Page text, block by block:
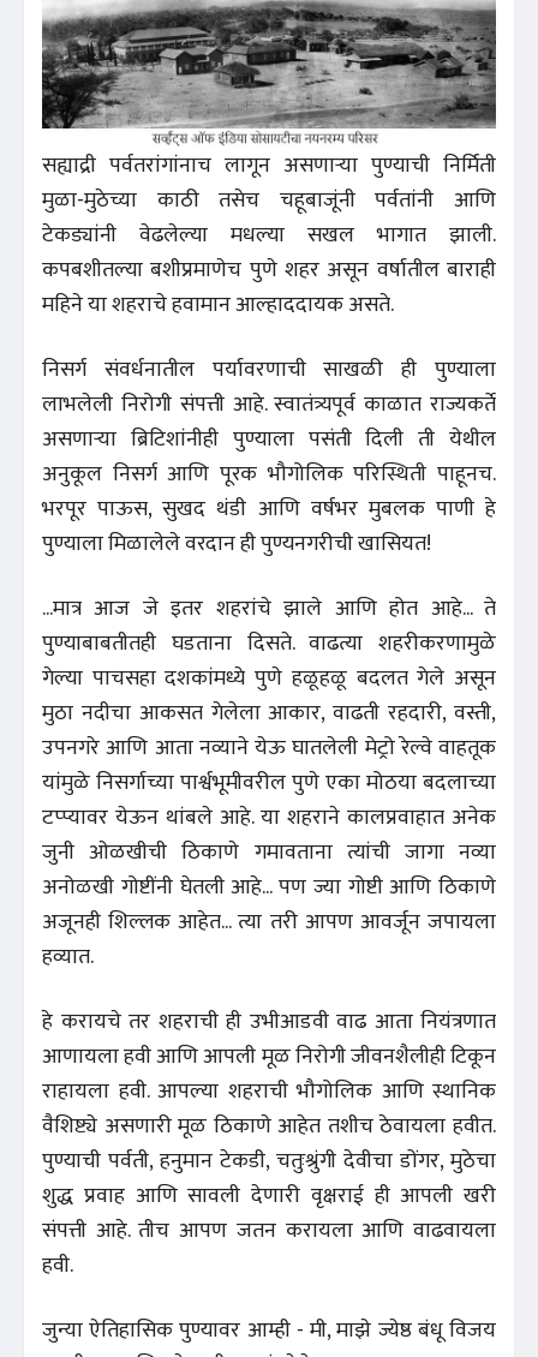
सह्याद्री पर्वतरांगांनाच लागून असणाऱ्या पुण्याची निर्मिती
मुळा-मुठेच्या काठी तसेच चहूबाजूंनी पर्वतांनी आणि
टेकड्यांनी वेढलेल्या मधल्या सखल भागात झाली.
कपबशीतल्या बशीप्रमाणेच पुणे शहर असून वर्षातील बाराही
महिने या शहराचे हवामान आल्हाददायक असते.
निसर्ग संवर्धनातील पर्यावरणाची साखळी ही पुण्याला
लाभलेली निरोगी संपत्ती आहे. स्वातंत्र्यपूर्व काळात राज्यकर्ते
असणाऱ्या ब्रिटिशांनीही पुण्याला पसंती दिली ती येथील
अनुकूल निसर्ग आणि पूरक भौगोलिक परिस्थिती पाहूनच.
भरपूर पाऊस, सुखद थंडी आणि वर्षभर मुबलक पाणी हे
पुण्याला मिळालेले वरदान ही पुण्यनगरीची खासियत!
...मात्र आज जे इतर शहरांचे झाले आणि होत आहे... ते
पुण्याबाबतीतही घडताना दिसते. वाढत्या शहरीकरणामुळे
गेल्या पाचसहा दशकांमध्ये पुणे हळूहळू बदलत गेले असून
मुठा नदीचा आकसत गेलेला आकार, वाढती रहदारी, वस्ती,
उपनगरे आणि आता नव्याने येऊ घातलेली मेट्रो रेल्वे वाहतूक
यांमुळे निसर्गाच्या पार्श्वभूमीवरील पुणे एका मोठया बदलाच्या
टप्प्यावर येऊन थांबले आहे. या शहराने कालप्रवाहात अनेक
जुनी ओळखीची ठिकाणे गमावताना त्यांची जागा नव्या
अनोळखी गोष्टींनी घेतली आहे... पण ज्या गोष्टी आणि ठिकाणे
अजूनही शिल्लक आहेत... त्या तरी आपण आवर्जून जपायला
हव्यात.
हे करायचे तर शहराची ही उभीआडवी वाढ आता नियंत्रणात
आणायला हवी आणि आपली मूळ निरोगी जीवनशैलीही टिकून
राहायला हवी. आपल्या शहराची भौगोलिक आणि स्थानिक
वैशिष्ट्ये असणारी मूळ ठिकाणे आहेत तशीच ठेवायला हवीत.
पुण्याची पर्वती, हनुमान टेकडी, चतुःश्रुंगी देवीचा डोंगर, मुठेचा
शुद्ध प्रवाह आणि सावली देणारी वृक्षराई ही आपली खरी
संपत्ती आहे. तीच आपण जतन करायला आणि वाढवायला
हवी.
जुन्या ऐतिहासिक पुण्यावर आम्ही - मी, माझे ज्येष्ठ बंधू विजय